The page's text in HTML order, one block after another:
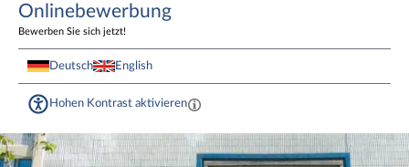
Onlinebewerbung
Bewerben Sie sich jetzt!
Deutsch English
Hohen Kontrast aktivieren